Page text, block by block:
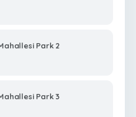
Park 2
Park 3